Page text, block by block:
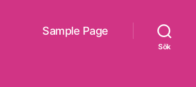
Sample Page
Sök